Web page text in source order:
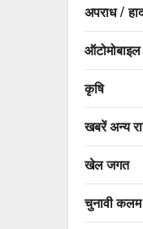
अपराध /
कृषि
खबरें अन्य
खेल जगत
चुनावी कलम